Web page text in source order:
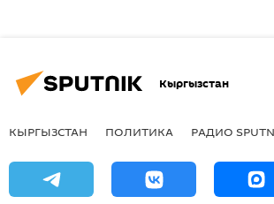
Кыргызстан
КЫРГЫЗСТАН ПОЛИТИКА РАДИО